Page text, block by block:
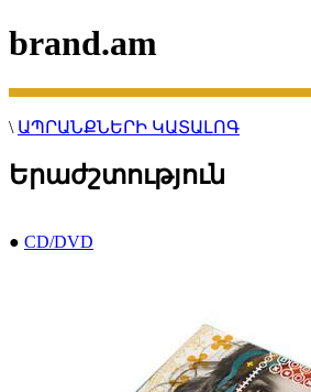
brand.am
\ ԱՊՐԱՆՔՆԵՐԻ ԿԱՏԱԼՈԳ
Երաժշտություն
● CD/DVD